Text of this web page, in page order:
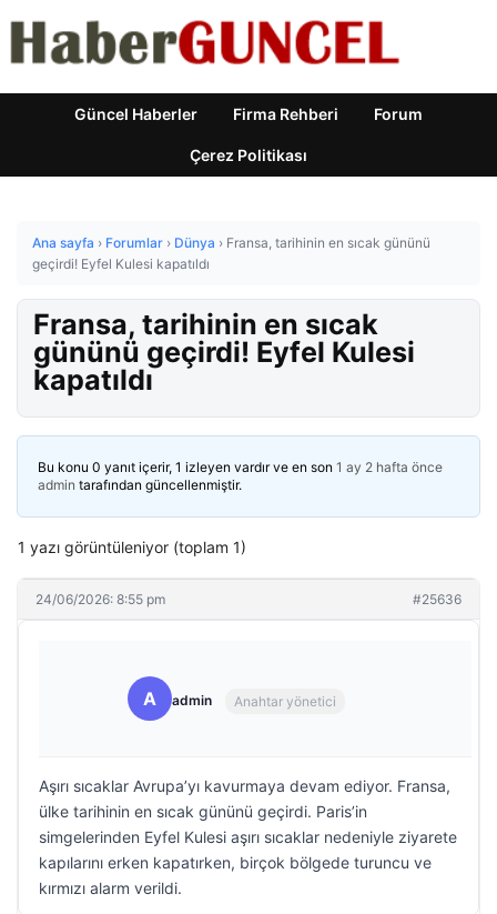
Güncel Haberler Firma Rehberi Forum
Çerez Politikası
Ana sayfa › Forumlar › Dünya › Fransa, tarihinin en sıcak gününü
geçirdi! Eyfel Kulesi kapatıldı
Fransa, tarihinin en sıcak
gününü geçirdi! Eyfel Kulesi
kapatıldı
Bu konu 0 yanıt içerir, 1 izleyen vardır ve en son 1 ay 2 hafta önce
admin tarafından güncellenmiştir.
1 yazı görüntüleniyor (toplam 1)
24/06/2026: 8:55 pm #25636
A admin Anahtar yönetici
Aşırı sıcaklar Avrupa’yı kavurmaya devam ediyor. Fransa,
ülke tarihinin en sıcak gününü geçirdi. Paris’in
simgelerinden Eyfel Kulesi aşırı sıcaklar nedeniyle ziyarete
kapılarını erken kapatırken, birçok bölgede turuncu ve
kırmızı alarm verildi.